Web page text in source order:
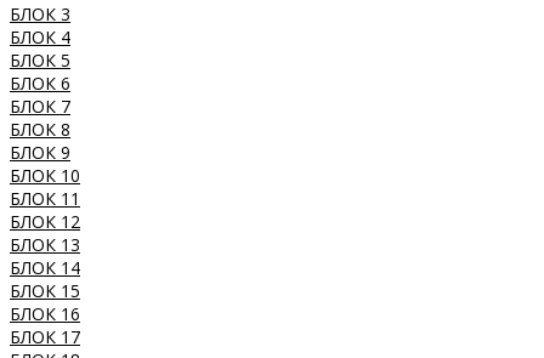
БЛОК 3
БЛОК 4
БЛОК 5
БЛОК 6
БЛОК 7
БЛОК 8
БЛОК 9
БЛОК 10
БЛОК 11
БЛОК 12
БЛОК 13
БЛОК 14
БЛОК 15
БЛОК 16
БЛОК 17